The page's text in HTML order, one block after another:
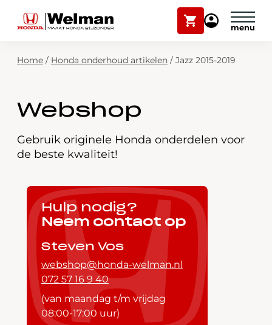
Winkelwagen
Mijn
Modellen
Over ons
Webshop
Contact
Zoekfunctie
Plan onderhoud
Mijn Honda Welman
Home / Honda onderhoud artikelen / Jazz 2015-2019
Webshop
Gebruik originele Honda onderdelen voor
de beste kwaliteit!
Hulp nodig?
Neem contact op
Steven Vos
webshop@honda-welman.nl
072 57 16 9 40
(van maandag t/m vrijdag
08:00-17:00 uur)